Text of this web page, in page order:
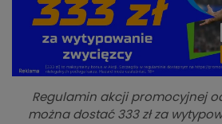
Regulamin akcji promocyjnej
można dostać 333 zł za